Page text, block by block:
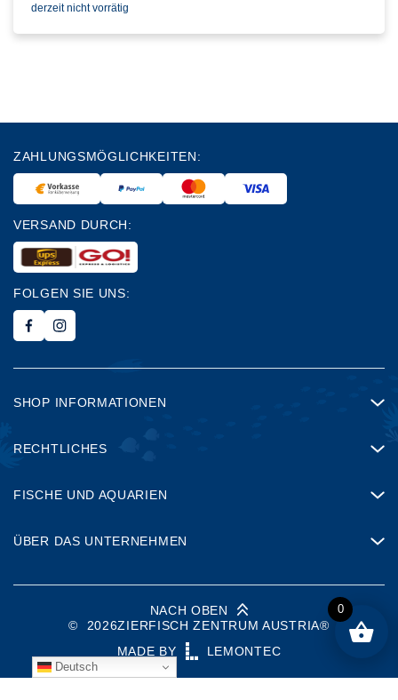
derzeit nicht vorrätig
ZAHLUNGSMÖGLICHKEITEN:
VERSAND DURCH:
FOLGEN SIE UNS:
SHOP INFORMATIONEN
RECHTLICHES
FISCHE UND AQUARIEN
ÜBER DAS UNTERNEHMEN
© 2026ZIERFISCH ZENTRUM AUSTRIA®
MADE BY
LEMONTEC
NACH OBEN
Deutsch
0